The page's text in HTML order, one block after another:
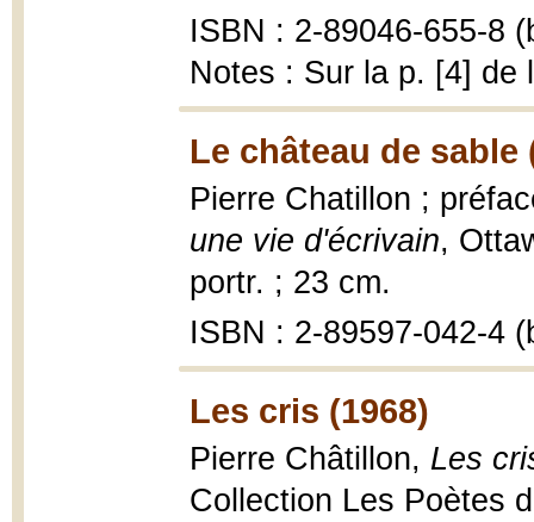
ISBN : 2-89046-655-8
Notes : Sur la p. [4] de
Le château de sable
Pierre Chatillon ;
une vie d'écrivain,
portr. ; 23 cm.
ISBN : 2-89597-042-4
Les cris (1968)
Pierre Châtillon, Les
Collection Les Poètes